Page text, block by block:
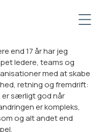
end 17 år har jeg
ledere, teams og
med at skabe
retning og fremdrift:
er særligt god når
er kompleks,
og alt andet end